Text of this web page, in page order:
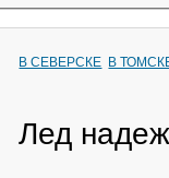
В СЕВЕРСКЕ В
Лед